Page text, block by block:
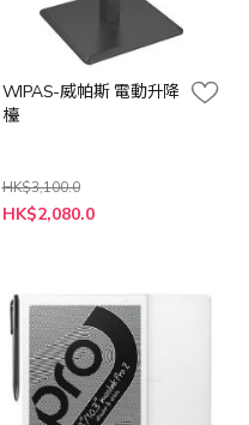
WIPAS-威帕斯 電動升降
檯
HK$3,100.0
HK$2,080.0